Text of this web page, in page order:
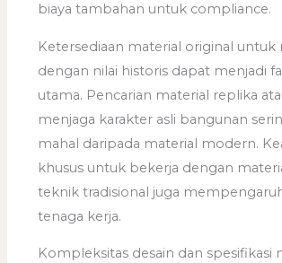
biaya tambahan untuk compliance.
Ketersediaan material original untuk
dengan nilai historis dapat menjadi
utama. Pencarian material replika
menjaga karakter asli bangunan
mahal daripada material modern.
khusus untuk bekerja dengan
teknik tradisional juga
tenaga kerja.
Kompleksitas desain dan spesifikasi